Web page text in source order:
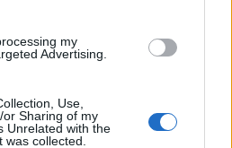
my
Advertising.
Use,
Sharing of my
Unrelated with the
collected.
- a gyarlóság
ésRainer Dempf
alakította
Banksyhez és
Lakner Antal